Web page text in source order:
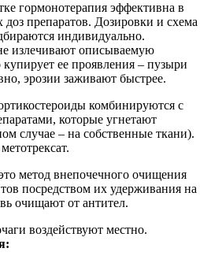
гормонотерапия эффективна в
доз препаратов. Дозировки и схема
индивидуально.
излечивают описываемую
ее проявления – пузыри
эрозии заживают быстрее.
комбинируются с
которые угнетают
случае – на собственные ткани).
метод внепочечного очищения
посредством их удерживания на
очищают от антител.
воздействуют местно.